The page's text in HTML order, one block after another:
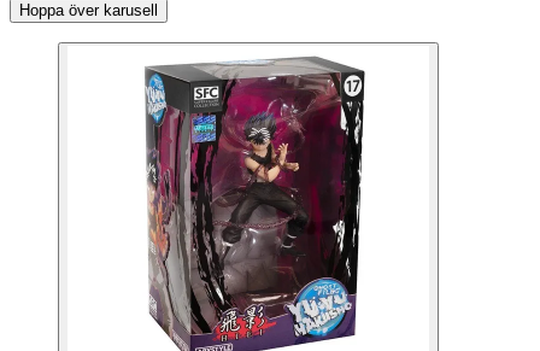
Hoppa över karusell